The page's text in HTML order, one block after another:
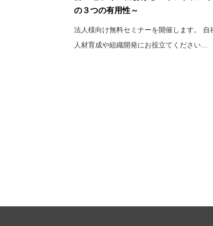
の３つの有用性～
法人様向け無料セミナーを開催します。 自
人材育成や組織開発にお役立てください…